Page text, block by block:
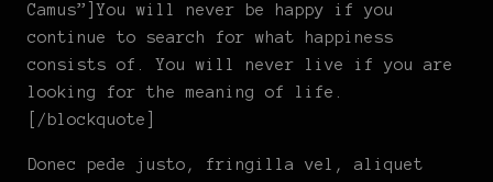
Camus”]You will never be happy if you
continue to search for what happiness
consists of. You will never live if you are
looking for the meaning of life.
[/blockquote]
Donec pede justo, fringilla vel, aliquet